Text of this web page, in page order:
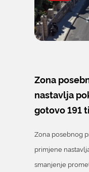
Zona
nastavlja
gotovo 191
Zona posebnog
primjene
smanjenje